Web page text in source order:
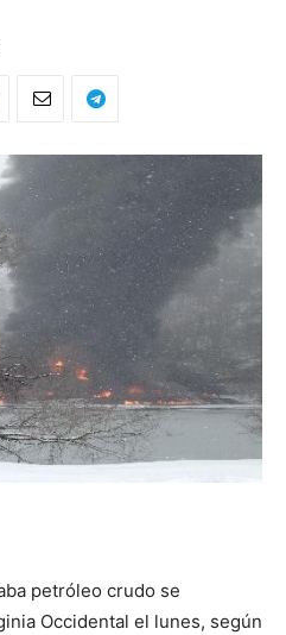
petróleo crudo se
Occidental el lunes, según